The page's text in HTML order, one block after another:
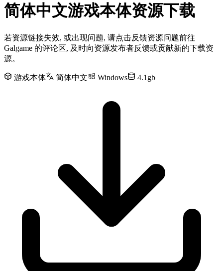
简体中文游戏本体资源下载
若资源链接失效, 或出现问题, 请点击反馈资源问题前往
Galgame 的评论区, 及时向资源发布者反馈或贡献新的下载资
源。
游戏本体 简体中文 Windows 4.1gb